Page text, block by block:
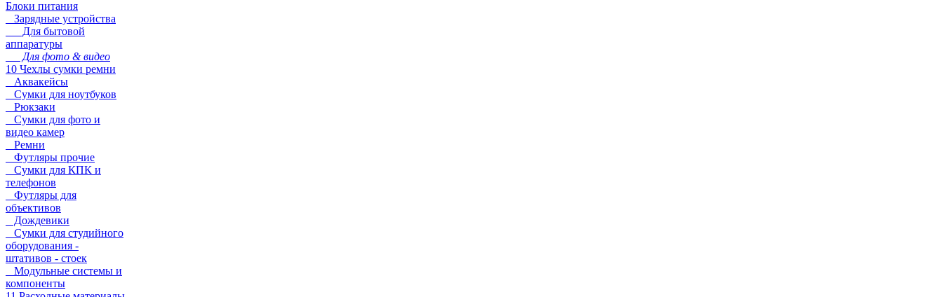
Блоки питания
Зарядные устройства
Для бытовой
аппаратуры
Для фото & видео
10 Чехлы сумки ремни
Аквакейсы
Сумки для ноутбуков
Рюкзаки
Сумки для фото и
видео камер
Ремни
Футляры прочие
Сумки для КПК и
телефонов
Футляры для
объективов
Дождевики
Сумки для студийного
оборудования -
штативов - стоек
Модульные системы и
компоненты